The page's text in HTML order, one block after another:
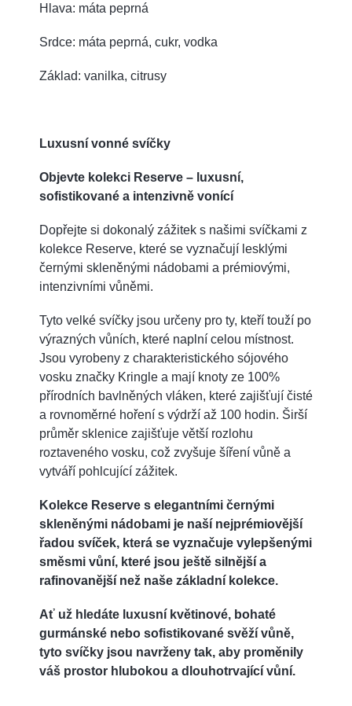
Hlava: máta peprná
Srdce: máta peprná, cukr, vodka
Základ: vanilka, citrusy
Luxusní vonné svíčky
Objevte kolekci Reserve – luxusní,
sofistikované a intenzivně vonící
Dopřejte si dokonalý zážitek s našimi svíčkami z
kolekce Reserve, které se vyznačují lesklými
černými skleněnými nádobami a prémiovými,
intenzivními vůněmi.
Tyto velké svíčky jsou určeny pro ty, kteří touží po
výrazných vůních, které naplní celou místnost.
Jsou vyrobeny z charakteristického sójového
vosku značky Kringle a mají knoty ze 100%
přírodních bavlněných vláken, které zajišťují čisté
a rovnoměrné hoření s výdrží až 100 hodin. Širší
průměr sklenice zajišťuje větší rozlohu
roztaveného vosku, což zvyšuje šíření vůně a
vytváří pohlcující zážitek.
Kolekce Reserve s elegantními černými
skleněnými nádobami je naší nejprémiovější
řadou svíček, která se vyznačuje vylepšenými
směsmi vůní, které jsou ještě silnější a
rafinovanější než naše základní kolekce.
Ať už hledáte luxusní květinové, bohaté
gurmánské nebo sofistikované svěží vůně,
tyto svíčky jsou navrženy tak, aby proměnily
váš prostor hlubokou a dlouhotrvající vůní.